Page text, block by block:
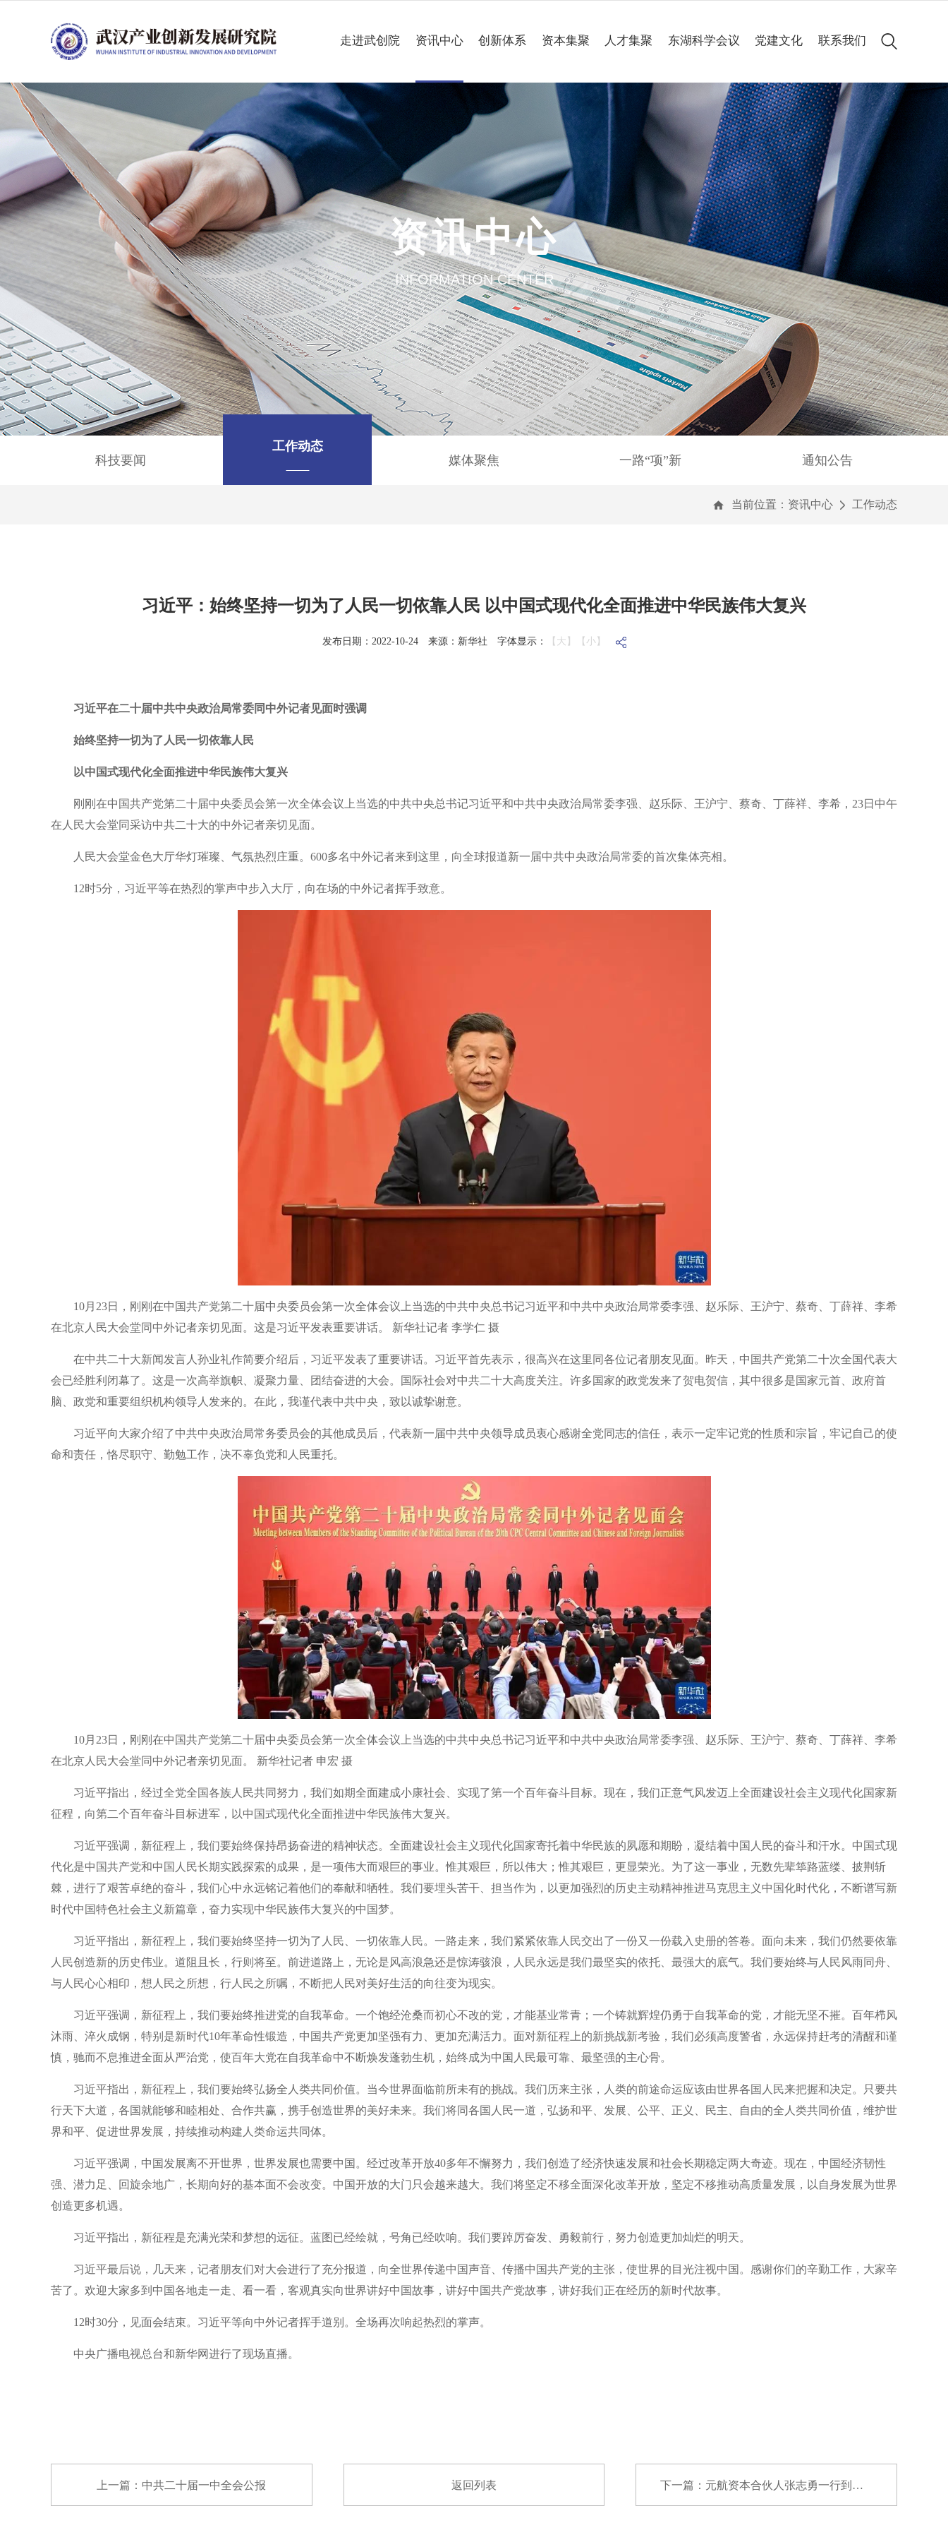
走进武创院
关于我们
理事会
大事记
园区介绍
资讯中心
科技要闻
工作动态
一路“项”新
通知公告
创新体系
专业研究所
企业联合创新中心
公共服务平台
项目意向申报
资本集聚 人才集聚 东湖科学会议
会议简介
历届集锦
高清图集
会议聚焦
精彩60秒
线上申办
党建文化
党建动态
专题专栏
联系我们
资讯中心
INFORMATION CENTER
科技要闻
工作动态
媒体聚焦
一路“项”新 通知公告
当前位置： 资讯中心 工作动态
习近平：始终坚持一切为了人民一切依靠人民 以中国式现代化全面推进中华民族伟大复兴
发布日期：2022-10-24 来源：新华社 字体显示： 【大】 【小】
习近平在二十届中共中央政治局常委同中外记者见面时强调
始终坚持一切为了人民一切依靠人民
以中国式现代化全面推进中华民族伟大复兴
刚刚在中国共产党第二十届中央委员会第一次全体会议上当选的中共中央总书记习近平和中共中央政治局常委李强、赵乐际、王沪宁、蔡奇、丁薛祥、李希，23日中午
在人民大会堂同采访中共二十大的中外记者亲切见面。
人民大会堂金色大厅华灯璀璨、气氛热烈庄重。600多名中外记者来到这里，向全球报道新一届中共中央政治局常委的首次集体亮相。
12时5分，习近平等在热烈的掌声中步入大厅，向在场的中外记者挥手致意。
10月23日，刚刚在中国共产党第二十届中央委员会第一次全体会议上当选的中共中央总书记习近平和中共中央政治局常委李强、赵乐际、王沪宁、蔡奇、丁薛祥、李希
在北京人民大会堂同中外记者亲切见面。这是习近平发表重要讲话。 新华社记者 李学仁 摄
在中共二十大新闻发言人孙业礼作简要介绍后，习近平发表了重要讲话。习近平首先表示，很高兴在这里同各位记者朋友见面。昨天，中国共产党第二十次全国代表大
会已经胜利闭幕了。这是一次高举旗帜、凝聚力量、团结奋进的大会。国际社会对中共二十大高度关注。许多国家的政党发来了贺电贺信，其中很多是国家元首、政府首
脑、政党和重要组织机构领导人发来的。在此，我谨代表中共中央，致以诚挚谢意。
习近平向大家介绍了中共中央政治局常务委员会的其他成员后，代表新一届中共中央领导成员衷心感谢全党同志的信任，表示一定牢记党的性质和宗旨，牢记自己的使
命和责任，恪尽职守、勤勉工作，决不辜负党和人民重托。
10月23日，刚刚在中国共产党第二十届中央委员会第一次全体会议上当选的中共中央总书记习近平和中共中央政治局常委李强、赵乐际、王沪宁、蔡奇、丁薛祥、李希
在北京人民大会堂同中外记者亲切见面。 新华社记者 申宏 摄
习近平指出，经过全党全国各族人民共同努力，我们如期全面建成小康社会、实现了第一个百年奋斗目标。现在，我们正意气风发迈上全面建设社会主义现代化国家新
征程，向第二个百年奋斗目标进军，以中国式现代化全面推进中华民族伟大复兴。
习近平强调，新征程上，我们要始终保持昂扬奋进的精神状态。全面建设社会主义现代化国家寄托着中华民族的夙愿和期盼，凝结着中国人民的奋斗和汗水。中国式现
代化是中国共产党和中国人民长期实践探索的成果，是一项伟大而艰巨的事业。惟其艰巨，所以伟大；惟其艰巨，更显荣光。为了这一事业，无数先辈筚路蓝缕、披荆斩
棘，进行了艰苦卓绝的奋斗，我们心中永远铭记着他们的奉献和牺牲。我们要埋头苦干、担当作为，以更加强烈的历史主动精神推进马克思主义中国化时代化，不断谱写新
时代中国特色社会主义新篇章，奋力实现中华民族伟大复兴的中国梦。
习近平指出，新征程上，我们要始终坚持一切为了人民、一切依靠人民。一路走来，我们紧紧依靠人民交出了一份又一份载入史册的答卷。面向未来，我们仍然要依靠
人民创造新的历史伟业。道阻且长，行则将至。前进道路上，无论是风高浪急还是惊涛骇浪，人民永远是我们最坚实的依托、最强大的底气。我们要始终与人民风雨同舟、
与人民心心相印，想人民之所想，行人民之所嘱，不断把人民对美好生活的向往变为现实。
习近平强调，新征程上，我们要始终推进党的自我革命。一个饱经沧桑而初心不改的党，才能基业常青；一个铸就辉煌仍勇于自我革命的党，才能无坚不摧。百年栉风
沐雨、淬火成钢，特别是新时代10年革命性锻造，中国共产党更加坚强有力、更加充满活力。面对新征程上的新挑战新考验，我们必须高度警省，永远保持赶考的清醒和谨
慎，驰而不息推进全面从严治党，使百年大党在自我革命中不断焕发蓬勃生机，始终成为中国人民最可靠、最坚强的主心骨。
习近平指出，新征程上，我们要始终弘扬全人类共同价值。当今世界面临前所未有的挑战。我们历来主张，人类的前途命运应该由世界各国人民来把握和决定。只要共
行天下大道，各国就能够和睦相处、合作共赢，携手创造世界的美好未来。我们将同各国人民一道，弘扬和平、发展、公平、正义、民主、自由的全人类共同价值，维护世
界和平、促进世界发展，持续推动构建人类命运共同体。
习近平强调，中国发展离不开世界，世界发展也需要中国。经过改革开放40多年不懈努力，我们创造了经济快速发展和社会长期稳定两大奇迹。现在，中国经济韧性
强、潜力足、回旋余地广，长期向好的基本面不会改变。中国开放的大门只会越来越大。我们将坚定不移全面深化改革开放，坚定不移推动高质量发展，以自身发展为世界
创造更多机遇。
习近平指出，新征程是充满光荣和梦想的远征。蓝图已经绘就，号角已经吹响。我们要踔厉奋发、勇毅前行，努力创造更加灿烂的明天。
习近平最后说，几天来，记者朋友们对大会进行了充分报道，向全世界传递中国声音、传播中国共产党的主张，使世界的目光注视中国。感谢你们的辛勤工作，大家辛
苦了。欢迎大家多到中国各地走一走、看一看，客观真实向世界讲好中国故事，讲好中国共产党故事，讲好我们正在经历的新时代故事。
12时30分，见面会结束。习近平等向中外记者挥手道别。全场再次响起热烈的掌声。
中央广播电视总台和新华网进行了现场直播。
上一篇：中共二十届一中全会公报 返回列表 下一篇：元航资本合伙人张志勇一行到访武创院座...